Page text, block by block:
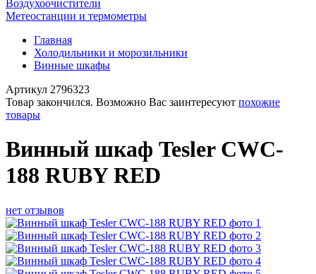
Воздухоочистители
Метеостанции и термометры
Главная
Холодильники и морозильники
Винные шкафы
Артикул 2796323
Товар закончился. Возможно Вас заинтересуют похожие
товары
Винный шкаф Tesler CWC-
188 RUBY RED
нет отзывов